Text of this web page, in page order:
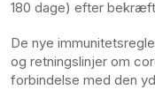
180 dage) efter
De nye
og retningslinjer om
forbindelse med den